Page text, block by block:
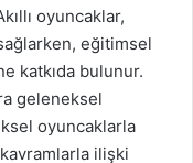
oyuncaklar,
eğitimsel
katkıda bulunur.
geleneksel
oyuncaklarla
ilişki